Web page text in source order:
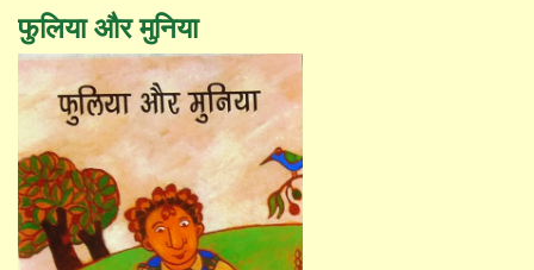
फुलिया और मुनिया